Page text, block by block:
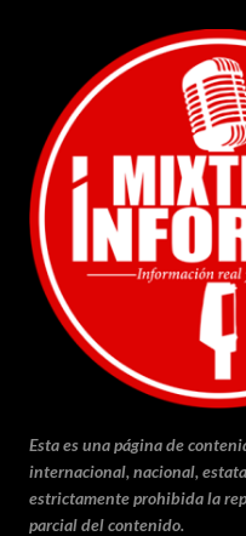
Ir al
Esta es una página de
internacional, nacional,
estrictamente prohibida la
parcial del contenido.